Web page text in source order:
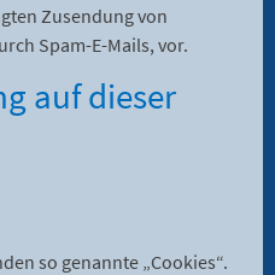
Zusendung von
Spam-E-Mails, vor.
auf dieser
so genannte „Cookies“.